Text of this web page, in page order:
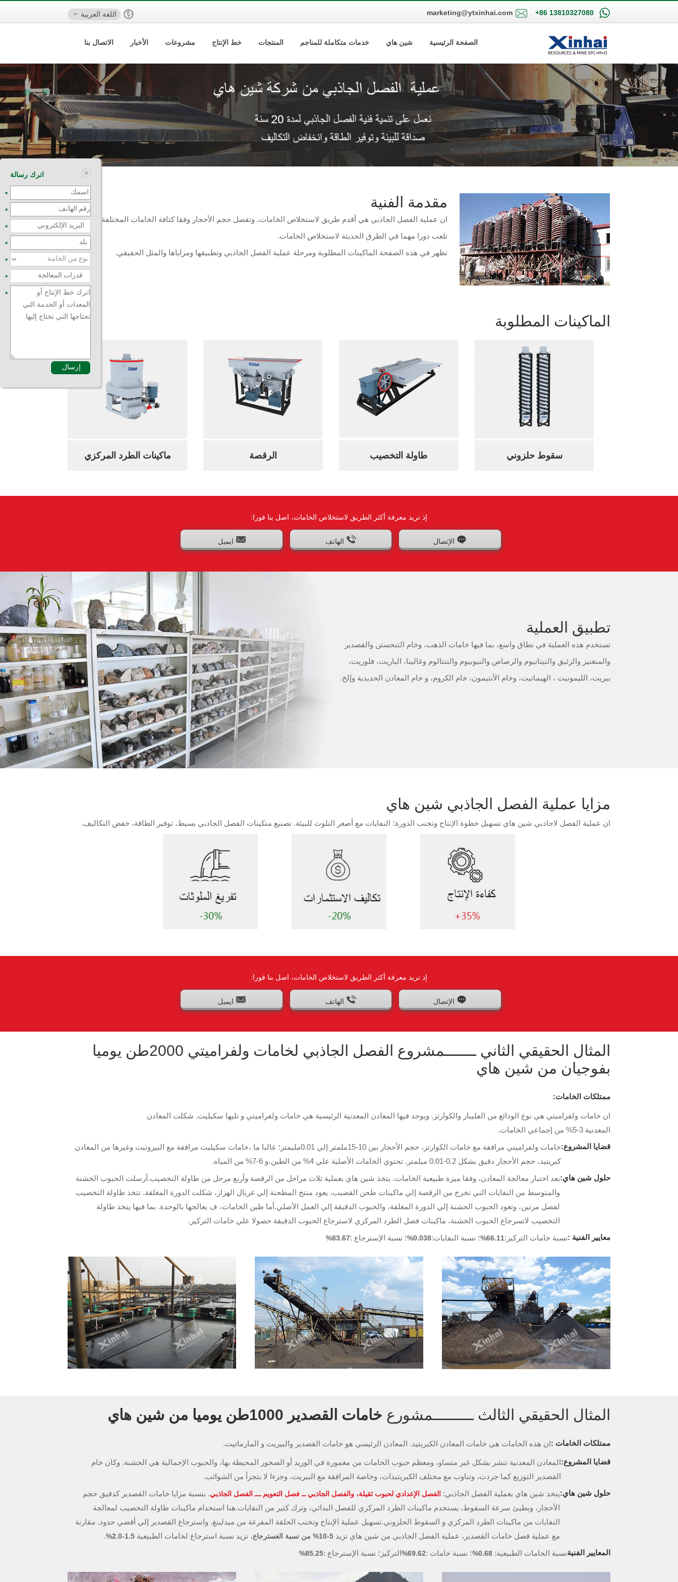
اللغة العربية marketing@ytxinhai.com +86 13810327080
الصفحة الرئيسية شين هاي خدمات متكاملة للمناجم المنتجات خط الإنتاج مشروعات الأخبار الاتصال بنا
مقدمة الفنية
ان عملية الفصل الجاذبي هي أقدم طريق لاستخلاص الخامات، وتفصل حجم الأحجار وفقا كثافة الخامات المختلفة. لا يزال
تلعب دورا مهما في الطرق الحديثة لاستخلاص الخامات.
تظهر في هذه الصفحة الماكينات المطلوبة ومرحلة عملية الفصل الجاذبي وتطبيقها ومزاياها والمثل الحقيقي.
الماكينات المطلوبة
سقوط حلزوني طاولة التخصيب الرقصة ماكينات الطرد المركزي
إذ تريد معرفة أكثر الطريق لاستخلاص الخامات، اصل بنا فورا:
الإتصال الهاتف ايميل
تطبيق العملية
تستخدم هذه العملية في نطاق واسع، بما فيها خامات الذهب، وخام التنجستن والقصدير
والمنغنيز والزئبق والتيتانيوم والرصاص والنيوبيوم والتنتالوم وغالينا، الباريت، فلوريت،
بيريت، الليمونيت ، الهيماتيت، وخام الأنتيمون، خام الكروم، و خام المعادن الحديدية وإلخ.
مزايا عملية الفصل الجاذبي شين هاي
ان عملية الفصل لاجاذبي شين هاي تسهيل خطوة الإنتاج وتخنب الدورة؛ النفايات مع أصغر التلوث للبيئة. تصنيع متكينات الفصل الجاذبي بسيط، توفير الطاقة، خفض التكاليف.
إذ تريد معرفة أكثر الطريق لاستخلاص الخامات، اصل بنا فورا:
الإتصال الهاتف ايميل
المثال الحقيقي الثاني ـــــــمشروع الفصل الجاذبي لخامات ولفراميتي 2000طن يوميا
بفوجيان من شين هاي
ممتلكات الخامات:
ان خامات ولفراميتي هي نوع الودائع من الفليبار والكوارتز. ويوجد فيها المعادن المعدنية الرئيسية هي خامات ولفراميتي و تليها سكيليت. شكلت المعادن
المعدنية 3-5% من إجماعي الخامات.
قضايا المشروع:
خامات ولفراميتي مرافقة مع خامات الكوارتز، حجم الأحجار بين 10-15ملمتر إلي 0.01مليمتر؛ غالبا ما ،خامات سكيليت مرافقة مع البيروتيت وغيرها من المعادن
كبريتيد، حجم الأحجار دقيق بشكل 0.2-0.01 ميلمتر. تحتوي الخامات الأصلية علي 4% من الطين،و 6-7% من المياه.
حلول شين هاي:بعد اختبار معالجة المعادن، وفقا ميزة طبيعية الخامات، يتخذ شين هاي بعملية ثلاث مراحل من الرقصة وأربع مرحل من طاولة التخصيب.أرسلت الحبوب الخشنة
والمتوسط من النفايات التي تخرج من الرقصة إلي ماكينات طحن القضيب، يعود منتج المطحنة إلي غربال الهزاز، شكلت الدورة المغلقة. تتخذ طاولة التخصيب
لفصل مرتين، وتعود الحبوب الحشنة إلي الدورة المغلقة، والحبوب الدقيقة إلي العمل الأصلي.أما طين الخامات، ف يعالجها بالوحدة. بما فيها يتخذ طاولة
التخصيب لاتسرجاع الحبوب الخشنة، ماكينات فصل الطرد المركزي لاسترجاع الحبوب الدقيقة حصولا علي خامات التركيز.
معايير الفنية :نسبة خامات التركيز:66.11% ؛ نسبة النفايات:0.038% ؛ نسبة الإسترجاع :83.67%
المثال الحقيقي الثالث ـــــــــمشورع خامات القصدير 1000طن يوميا من شين هاي
ممتلكات الخامات :ان هذه الخامات هي خامات المعادن الكبريتيد. المعادن الرئيسي هو خامات القصدير والبيريت و المارماتيت.
قضايا المشروع:المعادن المعدنية تنشر بشكل غير متساو، ومعظم حبوب الخامات من مغمورة في الوريد أو الصخور المحيطة بها، والحبوب الإجمالية هي الخشنة. وكان خام
القصدير التوزيع كما جردت، وتناوب مع مختلف الكبريتيدات، وخاصة المرافقة مع البيريت، وجزءا لا يتجزأ من الشوائب.
حلول شين هاي:يتخذ شين هاي بعملية الفصل الجاذبي: الفصل الإعدادي لحبوب ثقيلة، والفصل الجاذبي ــ فصل التعويم ـــ الفصل الجاذبي. بنسبة مزايا خامات القصدير كدقيق حجم
الأحجار، وبطيئ سرعة السقوط، يستخدم ماكينات الطرد المركزي للفصل البدائي، وترك كثير من النفايات.هنا استخدام ماكينات طاولة التخصيب لمعالجة
النفايات من ماكينات الطرد المركزي و السقوط الحلزوني.تسهيل عملية الإنتاج وتخنب الحلقة المفرغة من ميدلينغ. واسترجاع القصدير إلي أقضي حدود. مقارنة
مع عملية فصل خامات القصدير، عملية الفصل الجاذبي من شين هاي تزيد 5-10% من نسبة الغسترجاع ، تزيد نسبة استرجاع لخامات الطبيعية1.5-2.0%
.
المعايير الفنيةنسبة الخامات الطبيعية:0.68% ؛ نسبة خامات :69.62% التركيز؛ نسبة الإسترجاع :85.25%
اترك رسالة
*
*
*
*
*
*
*